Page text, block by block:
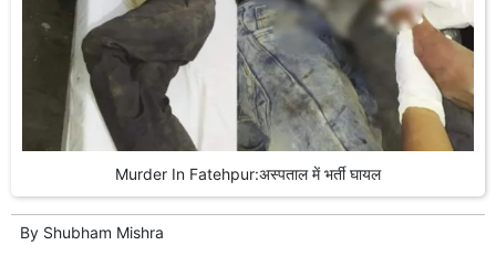
Murder In Fatehpur:अस्पताल में भर्ती घायल
By Shubham Mishra